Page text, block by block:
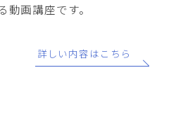
画講座です。
詳しい内容はこちら